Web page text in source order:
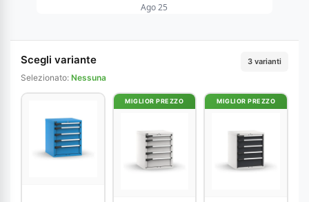
Ago 25
Scegli variante
Selezionato: Nessuna
3 varianti
MIGLIOR PREZZO MIGLIOR PREZZO